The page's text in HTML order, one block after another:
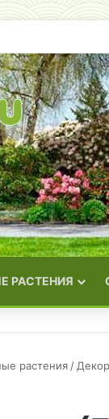
РАСТЕНИЯ
растения /